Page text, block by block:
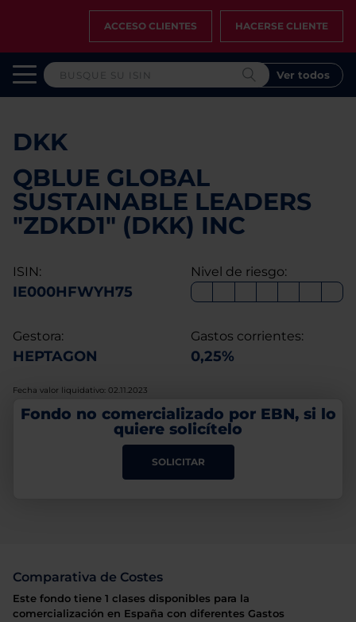
ACCESO CLIENTES HACERSE CLIENTE
Ver todos
DKK
QBLUE GLOBAL
SUSTAINABLE LEADERS
"ZDKD1" (DKK) INC
ISIN:
IE000HFWYH75
Nivel de riesgo:
Gestora:
HEPTAGON
Gastos corrientes:
0,25%
Fecha valor liquidativo: 02.11.2023
Fondo no comercializado por EBN, si lo
quiere solicítelo
SOLICITAR
Comparativa de Costes
Este fondo tiene 1 clases disponibles para la
comercialización en España con diferentes Gastos